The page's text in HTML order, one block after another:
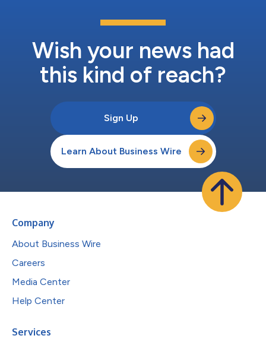
Wish your news had
this kind of reach?
Sign Up
Learn About Business Wire
Company
About Business Wire
Careers
Media Center
Help Center
Services